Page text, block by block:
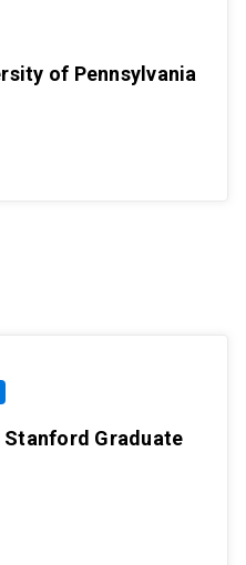
of Pennsylvania
Stanford Graduate